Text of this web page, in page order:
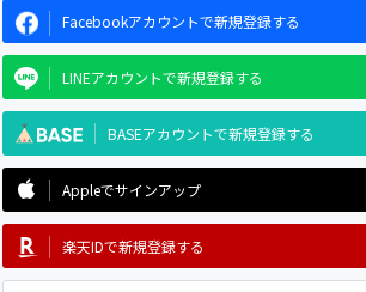
Facebookアカウントで新規登録する
LINEアカウントで新規登録する
BASEアカウントで新規登録する
Appleでサインアップ
楽天IDで新規登録する